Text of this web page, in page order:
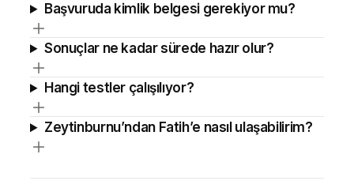
Başvuruda kimlik belgesi gerekiyor mu?
Sonuçlar ne kadar sürede hazır olur?
Hangi testler çalışılıyor?
Zeytinburnu’ndan Fatih’e nasıl ulaşabilirim?